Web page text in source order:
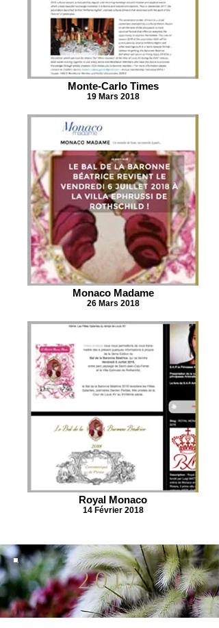
Monte-Carlo Times
19 Mars 2018
Monaco Madame
26 Mars 2018
Royal Monaco
14 Février 2018
2017